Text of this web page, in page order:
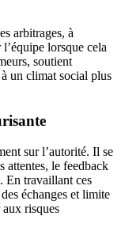
arbitrages, à
lorsque cela
soutient
un climat social plus
sur l’autorité. Il se
attentes, le feedback
En travaillant ces
échanges et limite
risques